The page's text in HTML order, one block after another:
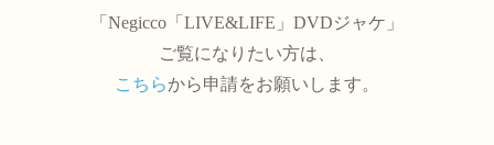
「Negicco「LIVE&LIFE」DVDジャケ」
ご覧になりたい方は、
こちらから申請をお願いします。